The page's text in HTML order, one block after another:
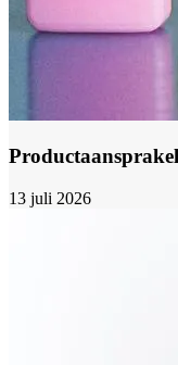
13 juli 2026